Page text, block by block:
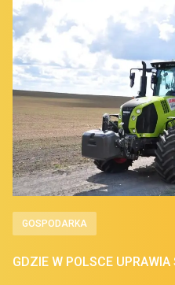
GOSPODARKA
GDZIE W POLSCE UPRAWIA